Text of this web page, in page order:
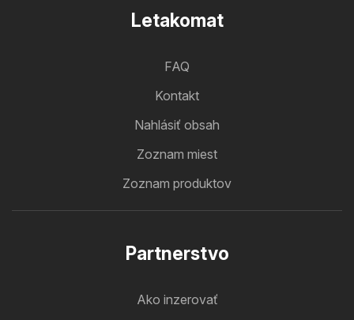
Letakomat
FAQ
Kontakt
Nahlásiť obsah
Zoznam miest
Zoznam produktov
Partnerstvo
Ako inzerovať